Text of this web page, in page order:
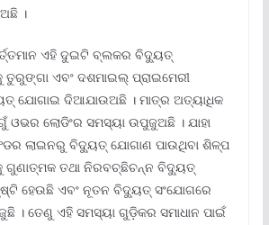
।
ଏହି ଦୁଇଟି ବ୍ଲକର ବିଦ୍ୟୁତ୍
ଏବଂ ଦଶମାଇଲ୍ ପ୍ରାଇମେରୀ
ଯୋଗାଇ ଦିଆଯାଉଅଛି । ମାତ୍ର ଅତ୍ୟାଧିକ
ଓଭର ଲୋଡିଂର ସମସ୍ୟା ଉପୁଜୁଅଛି । ଯାହା
ଲାଇନରୁ ବିଦ୍ୟୁତ୍ ଯୋଗାଣ ପାଉଥିବା ଶିଳ୍ପ
ଗୁଣାତ୍ମକ ତଥା ନିରବଚ୍ଛିଚନ୍ନ ବିଦ୍ୟୁତ୍
ହେଉଛି ଏବଂ ନୂତନ ବିଦ୍ୟୁତ୍ ସଂଯୋଗରେ
। ତେଣୁ ଏହି ସମସ୍ୟା ଗୁଡ଼ିକର ସମାଧାନ ପାଇଁ